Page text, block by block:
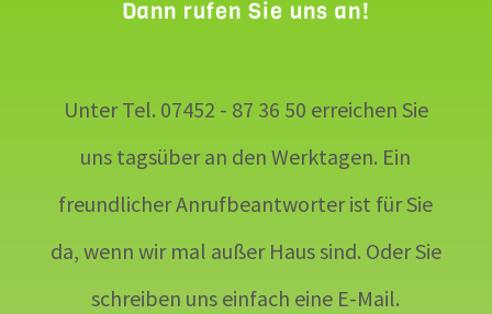
Dann rufen Sie uns an!
Unter Tel. 07452 - 87 36 50 erreichen Sie
uns tagsüber an den Werktagen. Ein
freundlicher Anrufbeantworter ist für Sie
da, wenn wir mal außer Haus sind. Oder Sie
schreiben uns einfach eine E-Mail.